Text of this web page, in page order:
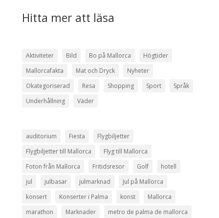
Hitta mer att läsa
Aktiviteter Bild Bo på Mallorca
Högtider
Mallorcafakta
Mat och Dryck
Nyheter
Okategoriserad
Resa Shopping Sport
Språk
Underhållning
Väder
auditorium Fiesta
Flygbiljetter
Flygbiljetter till Mallorca
Flyg till Mallorca
Foton från Mallorca
Fritidsresor Golf
hotell
jul
julbasar julmarknad
Jul på Mallorca
konsert
Konserter i Palma konst
Mallorca
marathon
Marknader
metro de palma de mallorca